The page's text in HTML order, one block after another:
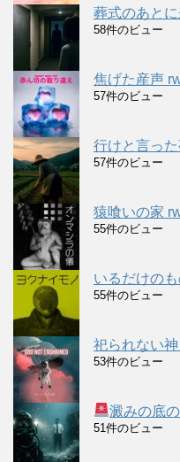
葬式のあと
58件のビュー
焦げた産声
57件のビュー
行けと言っ
57件のビュー
猿喰いの家
55件のビュー
いるだけの
55件のビュー
祀られない
53件のビュー
澱みの底
51件のビュー